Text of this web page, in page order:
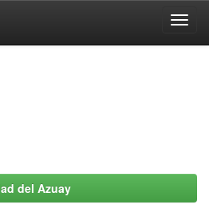
del Azuay